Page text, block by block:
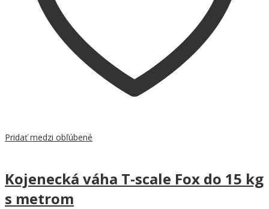
Pridať medzi obľúbené
Kojenecká váha T-scale Fox do 15 kg
s metrom